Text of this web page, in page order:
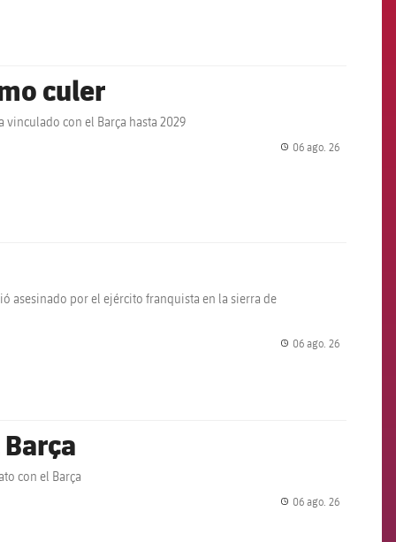
culer
con el Barça hasta 2029
06 ago. 26
asesinado por el ejército franquista en la sierra de
06 ago. 26
con el Barça
06 ago. 26